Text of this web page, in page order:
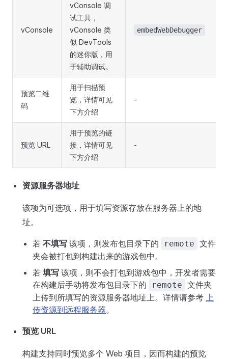
vConsole
vConsole 调
试工具，
vConsole 类
似 DevTools
的迷你版，用
于辅助调试。
embedWebDebugger
预览二维
码
用于扫描预
览，详情可见
下方介绍
-
预览 URL
用于预览的链
接，详情可见
下方介绍
-
资源服务器地址
该项为可选项，用于填写资源存放在服务器上的地
址。
若 不填写 该项，则发布包目录下的 remote 文件
夹会被打包到构建出来的游戏包中。
若 填写 该项，则不会打包到游戏包中，开发者需要
在构建后手动将发布包目录下的
remote 文件夹
上传到所填写的资源服务器地址上。详情请参考 上
传资源到远程服务器。
预览 URL
构建支持同时预览多个 Web 项目，因而构建的预览